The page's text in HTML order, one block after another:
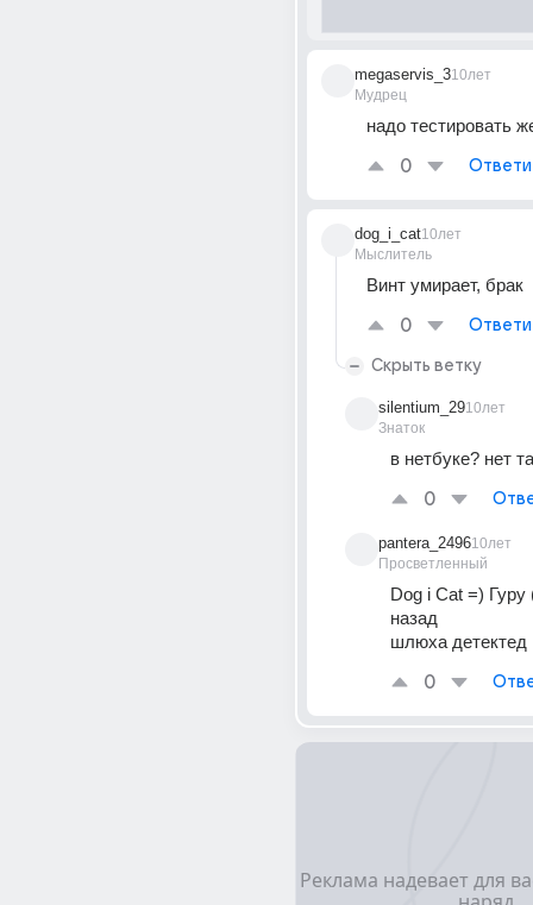
megaservis_3
Мудрец
10лет
надо тестировать
0
dog_i_cat
Мыслитель
10лет
Винт умирает, брак
0
Скрыть ветку
silentium_29
Знаток
10лет
в нетбуке? нет
0
pantera_2496
Просветленный
10лет
Dog i Cat =) Гуру
назад
шлюха детектед
0